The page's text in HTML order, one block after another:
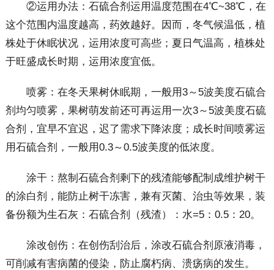
②运用办法：石硫合剂运用温度范围在4℃~38℃，在
这个范围内温度越高，药效越好。因而，冬气候温低，植
株处于休眠状况，运用浓度可高些；夏日气温高，植株处
于旺盛成长时期，运用浓度宜低。
喷雾：在冬天果树休眠期，一般用3～5波美度石硫合
剂均匀喷雾，果树萌发前还可再运用一次3～5波美度石硫
合剂，宜早不宜迟，迟了需求下降浓度；成长时间喷雾运
用石硫合剂，一般用0.3～0.5波美度的低浓度。
涂干：熬制石硫合剂剩下的残渣能够配制成维护树干
的涂白剂，能防止树干冻害，兼有灭菌、治虫等效果，装
备份额为生石灰：石硫合剂（残渣）：水=5：0.5：20。
涂改创伤：在创伤刮治后，涂改石硫合剂原液消毒，
可削减有害病菌的侵染，防止腐朽病、溃疡病的发生。